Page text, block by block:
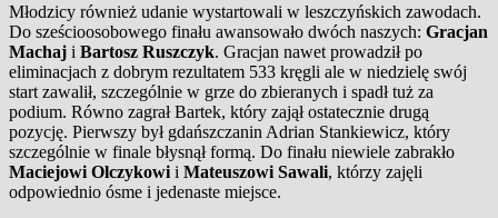
Młodzicy również udanie wystartowali w leszczyńskich zawodach.
Do sześcioosobowego finału awansowało dwóch naszych: Gracjan
Machaj i Bartosz Ruszczyk. Gracjan nawet prowadził po
eliminacjach z dobrym rezultatem 533 kręgli ale w niedzielę swój
start zawalił, szczególnie w grze do zbieranych i spadł tuż za
podium. Równo zagrał Bartek, który zajął ostatecznie drugą
pozycję. Pierwszy był gdańszczanin Adrian Stankiewicz, który
szczególnie w finale błysnął formą. Do finału niewiele zabrakło
Maciejowi Olczykowi i Mateuszowi Sawali, którzy zajęli
odpowiednio ósme i jedenaste miejsce.